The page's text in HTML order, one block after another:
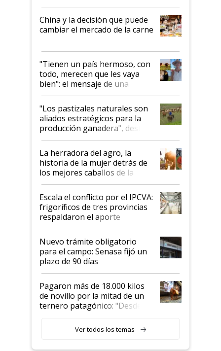
China y la decisión que puede
cambiar el mercado de la carne
"Tienen un país hermoso, con
todo, merecen que les vaya
bien": el mensaje de una
ganadera uruguaya sobre las
oportunidades que se abren
para el agro en Argentina, con
foco en la carne
"Los pastizales naturales son
aliados estratégicos para la
producción ganadera", destaca
la iniciativa que ya reúne a 46
establecimientos en Argentina
La herradora del agro, la
historia de la mujer detrás de
los mejores caballos de la
Argentina y los mitos que
todavía hacen sufrir a estos
animales: "Mientras me
descalificaban, yo seguí
haciendo currículum"
Escala el conflicto por el IPCVA:
frigoríficos de tres provincias
respaldaron el aporte
obligatorio
Nuevo trámite obligatorio
para el campo: Senasa fijó un
plazo de 90 días
Pagaron más de 18.000 kilos
de novillo por la mitad de un
ternero patagónico: "Desde
llamar la atención"
Ver todos los temas